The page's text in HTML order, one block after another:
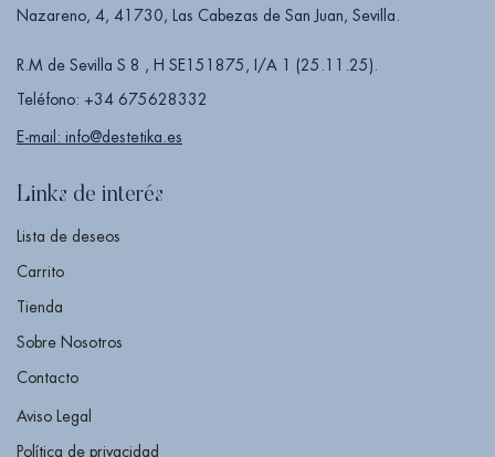
Nazareno, 4, 41730, Las Cabezas de San Juan, Sevilla.
R.M de Sevilla S 8 , H SE151875, I/A 1 (25.11.25).
Teléfono: +34 675628332
E-mail: info@destetika.es
Links de interés
Lista de deseos
Carrito
Tienda
Sobre Nosotros
Contacto
Aviso Legal
Política de privacidad